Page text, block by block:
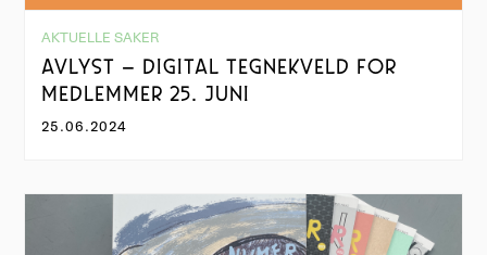
AKTUELLE SAKER
AVLYST – DIGITAL TEGNEKVELD FOR
MEDLEMMER 25. JUNI
25.06.2024